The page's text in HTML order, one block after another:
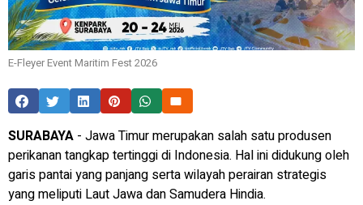
E-Fleyer Event Maritim Fest 2026
SURABAYA - Jawa Timur merupakan salah satu produsen
perikanan tangkap tertinggi di Indonesia. Hal ini didukung oleh
garis pantai yang panjang serta wilayah perairan strategis
yang meliputi Laut Jawa dan Samudera Hindia.